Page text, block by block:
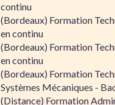
continu
(Bordeaux) Formation
en continu
(Bordeaux) Formation
en continu
(Bordeaux) Formation
Systèmes Mécaniques -
(Distance) Formation